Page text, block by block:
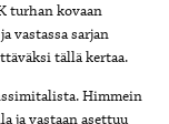
turhan kovaan
vastassa sarjan
tällä kertaa.
Himmein